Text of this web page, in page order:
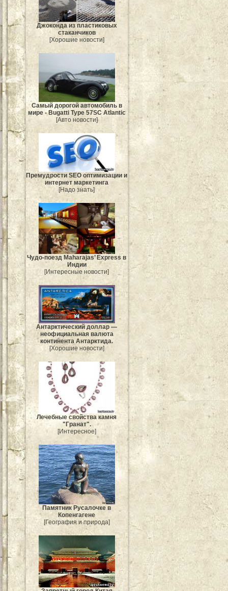
Джоконда из пластиковых
стаканчиков
[Хорошие новости]
Самый дорогой автомобиль в
мире - Bugatti Type 57SC Atlantic
[Авто новости]
Премудрости SEO оптимизации и
интернет маркетинга
[Надо знать]
Чудо-поезд Maharajas’ Express в
Индии
[Интересные новости]
Антарктический доллар —
неофициальная валюта
континента Антарктида.
[Хорошие новости]
Лечебные свойства камня
"Гранат".
[Интересное]
Памятник Русалочке в
Копенгагене
[География и природа]